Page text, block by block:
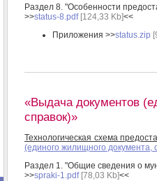
Раздел 8. "Особенности
>>status-8.pdf[124,33 Kb]<<
Приложения >>status.zip
«Выдача документов
справок)»
Технологическая схема
(единого жилищного документа,
Раздел 1. "Общие сведения о
>>spraki-1.pdf[78,03 Kb]<<